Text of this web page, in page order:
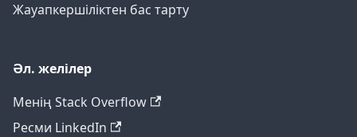
Жауапкершіліктен бас тарту
Әл. желілер
Менің Stack Overflow
Ресми LinkedIn